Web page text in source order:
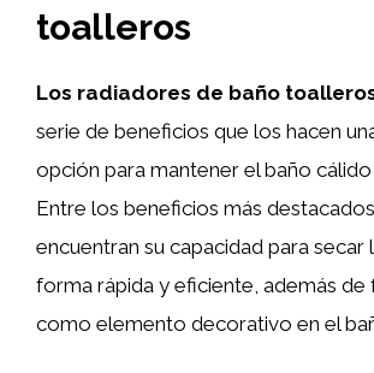
toalleros
Los radiadores de baño
serie de beneficios que los hacen
opción para mantener el baño
Entre los beneficios más
encuentran su capacidad para secar
forma rápida y eficiente, además de
como elemento decorativo en el